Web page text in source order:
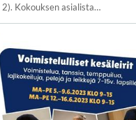
2). Kokouksen asialista…